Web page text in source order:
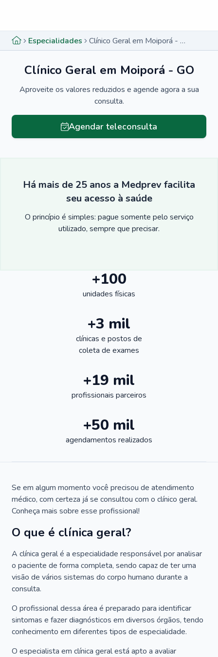
Especialidades Clínico Geral em Moiporá - GO
Clínico Geral em Moiporá - GO
Aproveite os valores reduzidos e agende agora a sua
consulta.
Agendar teleconsulta
Há mais de 25 anos a Medprev facilita
seu acesso à saúde
O princípio é simples: pague somente pelo serviço
utilizado, sempre que precisar.
+100
unidades físicas
+3 mil
clínicas e postos de
coleta de exames
+19 mil
profissionais parceiros
+50 mil
agendamentos realizados
Se em algum momento você precisou de atendimento
médico, com certeza já se consultou com o clínico geral.
Conheça mais sobre esse profissional!
O que é clínica geral?
A clínica geral é a especialidade responsável por analisar
o paciente de forma completa, sendo capaz de ter uma
visão de vários sistemas do corpo humano durante a
consulta.
O profissional dessa área é preparado para identificar
sintomas e fazer diagnósticos em diversos órgãos, tendo
conhecimento em diferentes tipos de especialidade.
O especialista em clínica geral está apto a avaliar